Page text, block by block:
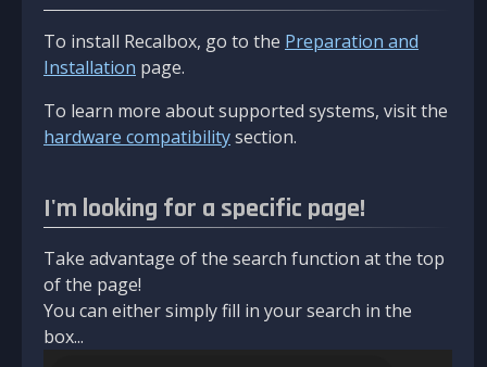
To install Recalbox, go to the Preparation and
Installation page.
To learn more about supported systems, visit the
hardware compatibilitysection.
I'm looking for a specific page!
Take advantage of the search function at the top
of the page!
You can either simply fill in your search in the
box...